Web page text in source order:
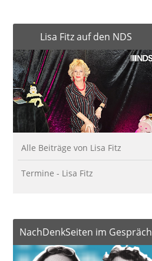
Lisa Fitz auf den NDS
Alle Beiträge von Lisa Fitz
Termine - Lisa Fitz
NachDenkSeiten im Gespräch